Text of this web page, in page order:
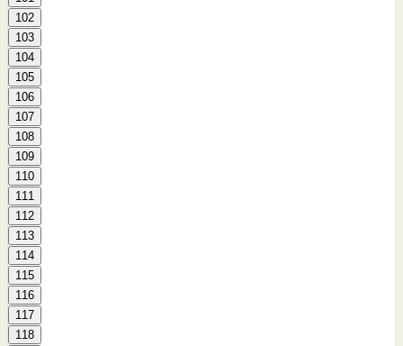
102
103
104
105
106
107
108
109
110
111
112
113
114
115
116
117
118